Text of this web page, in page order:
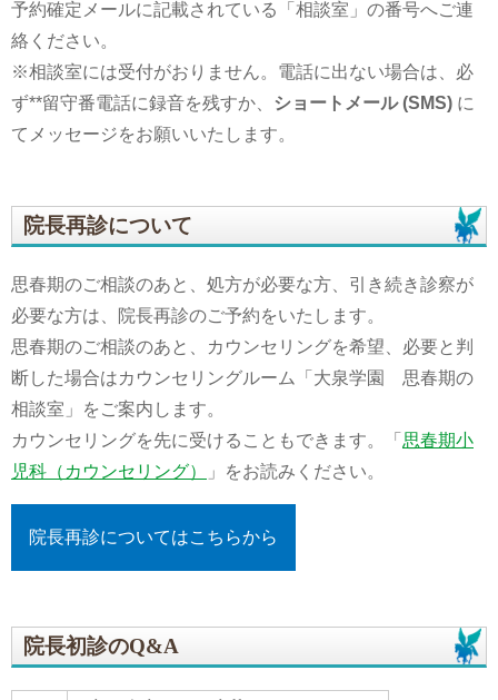
予約確定メールに記載されている「相談室」の番号へご連
絡ください。
※相談室には受付がおりません。電話に出ない場合は、必
ず**留守番電話に録音を残すか、
ショートメール (SMS) に
てメッセージをお願いいたします。
院長再診について
思春期のご相談のあと、処方が必要な方、引き続き診察が
必要な方は、院長再診のご予約をいたします。
思春期のご相談のあと、カウンセリングを希望、必要と判
断した場合はカウンセリングルーム「大泉学園 思春期の
相談室」をご案内します。
カウンセリングを先に受けることもできます。「 思春期小
児科（カウンセリング）
」をお読みください。
院長再診についてはこちらから
院長初診のQ&A